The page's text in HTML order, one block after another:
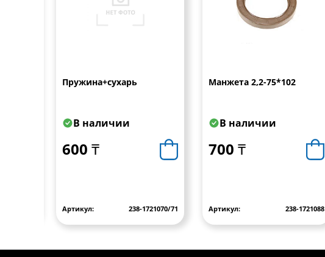
Пружина+сухарь
В наличии
600 ₸
Артикул: 238-1721070/71
Манжета 2,2-75*102
В наличии
700 ₸
Артикул: 238-1721088